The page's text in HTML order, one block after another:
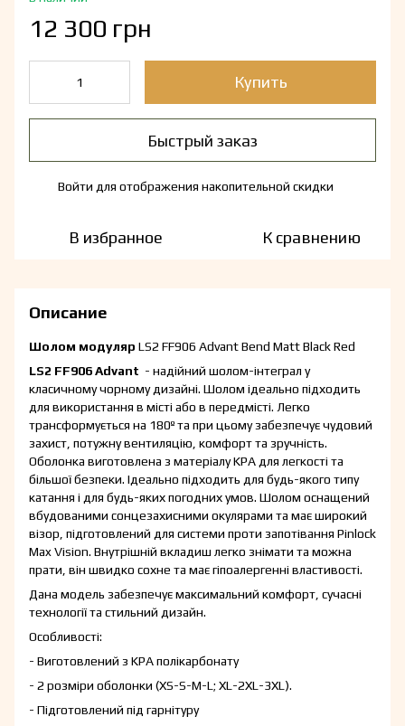
12 300 грн
Купить
Быстрый заказ
Войти для отображения накопительной скидки
В избранное К сравнению
Описание
Шолом модуляр LS2 FF906 Advant Bend Matt Black Red
LS2 FF906 Advant - надійний шолом-інтеграл у
класичному чорному дизайні. Шолом ідеально підходить
для використання в місті або в передмісті. Легко
трансформується на 180º та при цьому забезпечує чудовий
захист, потужну вентиляцію, комфорт та зручність.
Оболонка виготовлена з матеріалу KPA для легкості та
більшої безпеки. Ідеально підходить для будь-якого типу
катання і для будь-яких погодних умов. Шолом оснащений
вбудованими сонцезахисними окулярами та має широкий
візор, підготовлений для системи проти запотівання Pinlock
Max Vision. Внутрішній вкладиш легко знімати та можна
прати, він швидко сохне та має гіпоалергенні властивості.
Дана модель забезпечує максимальний комфорт, сучасні
технології та стильний дизайн.
Особливості:
- Виготовлений з KPA полікарбонату
- 2 розміри оболонки (XS-S-M-L; XL-2XL-3XL).
- Підготовлений під гарнітуру